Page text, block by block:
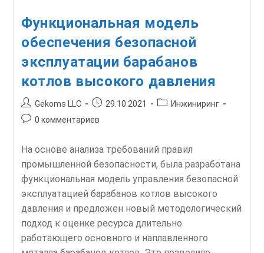
Функциональная модель
обеспечения безопасной
эксплуатации барабанов
котлов высокого давления
Автор
записи:
Gekoms LLC
Запись29.10.2021
Рубрика
Инжиниринг
Комментарии
0 комментариев
На основе анализа требований правил
промышленной безопасности, была разработана
функциональная модель управления безопасной
эксплуатацией барабанов котлов высокого
давления и предложен новый методологический
подход к оценке ресурса длительно
работающего основного и наплавленного